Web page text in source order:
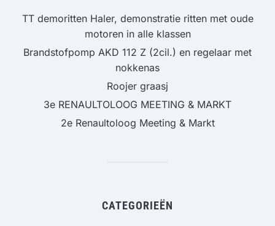
TT demoritten Haler, demonstratie ritten met oude
motoren in alle klassen
Brandstofpomp AKD 112 Z (2cil.) en regelaar met
nokkenas
Roojer graasj
3e RENAULTOLOOG MEETING & MARKT
2e Renaultoloog Meeting & Markt
CATEGORIEËN